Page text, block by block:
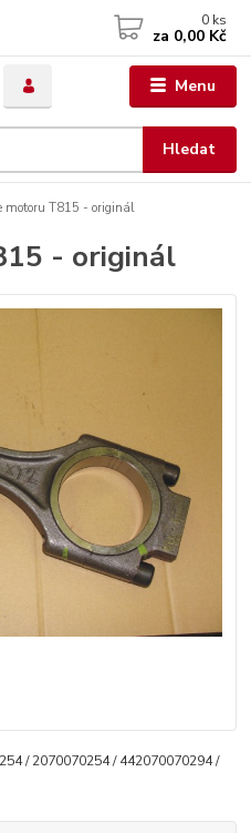
Menu
Hledat
0 ks
za 0,00 Kč
motoru T815 - originál
- originál
/ 2070070254 / 442070070294 /